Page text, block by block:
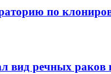
по
вид речных раков